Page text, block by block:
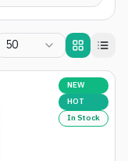
50
NEW
HOT
In Stock